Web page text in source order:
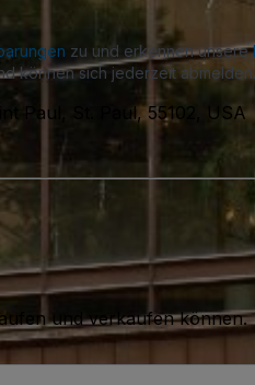
zu und erkennen unsere
können sich jederzeit abmelden.
Paul, St. Paul, 55102, USA
und verkaufen können.